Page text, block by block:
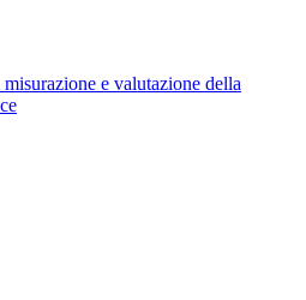
misurazione e valutazione della